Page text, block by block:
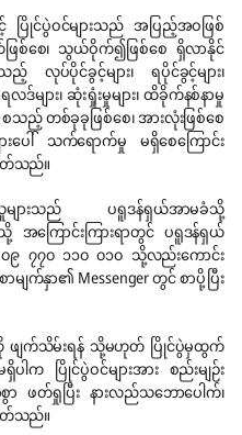
ပြိုင်ပွဲဝင်များသည် အပြည့်အဝဖြစ်
ြစ်စေ၊ သွယ်ဝိုက်၍ဖြစ်စေ ရှိလာနိုင်
ပိုင်ခွင့်များ၊ ရပိုင်ခွင့်များ၊
များ၊ ဆုံးရှုံးမှုများ၊ ထိခိုက်နစ်နာမှု
စသည့် တစ်ခုခုဖြစ်စေ၊ အားလုံးဖြစ်စေ
ပေါ် သက်ရောက်မှု မရှိစေကြောင်း
သည်။
ားသည် ပရူဒန်ရှယ်အာမခံသို့
ကြောင်းကြားရာတွင် ပရူဒန်ရှယ်
၉ ၇၇၀ ၁၁၀ ၀၁၀ သို့လည်းကောင်း
က်နှာ၏ Messenger တွင် စာပို့ပြီး
ျက်သိမ်းရန် သို့မဟုတ် ပြိုင်ပွဲမှထွက်
က ပြိုင်ပွဲဝင်များအား စည်းမျဉ်း
ာ ဖတ်ရှုပြီး နားလည်သဘောပေါက်၊
သည်။